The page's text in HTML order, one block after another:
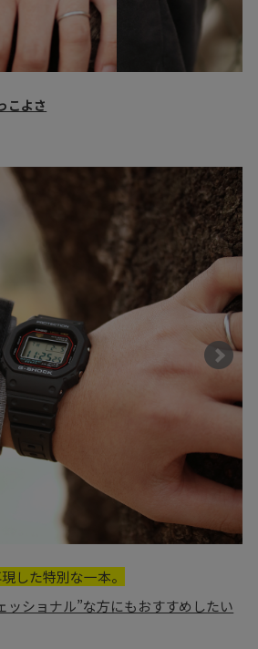
こよさ
した特別な一本。
ッショナル”な方にもおすすめしたい